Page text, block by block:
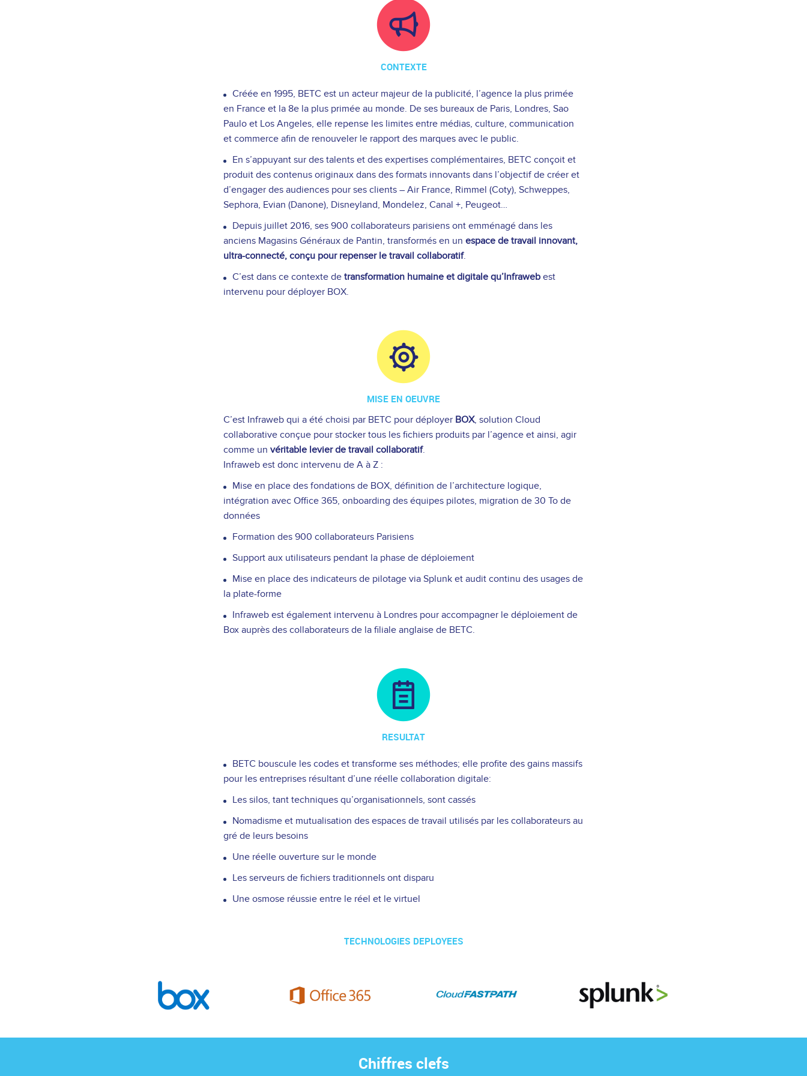
CONTEXTE
Créée en 1995, BETC est un acteur majeur de la publicité, l’agence la plus primée
en France et la 8e la plus primée au monde. De ses bureaux de Paris, Londres, Sao
Paulo et Los Angeles, elle repense les limites entre médias, culture, communication
et commerce afin de renouveler le rapport des marques avec le public.
En s’appuyant sur des talents et des expertises complémentaires, BETC conçoit et
produit des contenus originaux dans des formats innovants dans l’objectif de créer et
d’engager des audiences pour ses clients – Air France, Rimmel (Coty), Schweppes,
Sephora, Evian (Danone), Disneyland, Mondelez, Canal +, Peugeot…
Depuis juillet 2016, ses 900 collaborateurs parisiens ont emménagé dans les
anciens Magasins Généraux de Pantin, transformés en un espace de travail innovant,
ultra-connecté, conçu pour repenser le travail collaboratif.
C’est dans ce contexte de transformation humaine et digitale qu’Infraweb est
intervenu pour déployer BOX.
MISE EN OEUVRE
C’est Infraweb qui a été choisi par BETC pour déployer BOX, solution Cloud
collaborative conçue pour stocker tous les fichiers produits par l’agence et ainsi, agir
comme un véritable levier de travail collaboratif.
Infraweb est donc intervenu de A à Z :
Mise en place des fondations de BOX, définition de l’architecture logique,
intégration avec Office 365, onboarding des équipes pilotes, migration de 30 To de
données
Formation des 900 collaborateurs Parisiens
Support aux utilisateurs pendant la phase de déploiement
Mise en place des indicateurs de pilotage via Splunk et audit continu des usages de
la plate-forme
Infraweb est également intervenu à Londres pour accompagner le déploiement de
Box auprès des collaborateurs de la filiale anglaise de BETC.
RESULTAT
BETC bouscule les codes et transforme ses méthodes; elle profite des gains massifs
pour les entreprises résultant d’une réelle collaboration digitale:
Les silos, tant techniques qu’organisationnels, sont cassés
Nomadisme et mutualisation des espaces de travail utilisés par les collaborateurs au
gré de leurs besoins
Une réelle ouverture sur le monde
Les serveurs de fichiers traditionnels ont disparu
Une osmose réussie entre le réel et le virtuel
TECHNOLOGIES DEPLOYEES
Chiffres clefs